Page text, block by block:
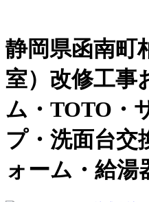
静岡県函南町
室）改修工事
ム・TOTO・
プ・洗面台交
ォーム・給湯